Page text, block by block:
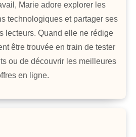
Marie adore explorer les
technologiques et partager ses
lecteurs. Quand elle ne rédige
être trouvée en train de tester
ou de découvrir les meilleures
en ligne.